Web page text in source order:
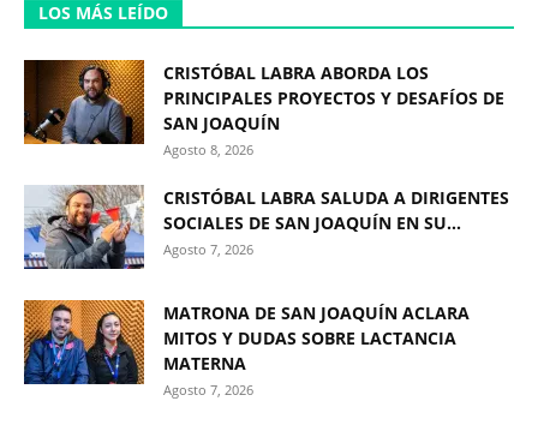
LOS MÁS LEÍDO
CRISTÓBAL LABRA ABORDA LOS
PRINCIPALES PROYECTOS Y DESAFÍOS DE
SAN JOAQUÍN
Agosto 8, 2026
CRISTÓBAL LABRA SALUDA A DIRIGENTES
SOCIALES DE SAN JOAQUÍN EN SU...
Agosto 7, 2026
MATRONA DE SAN JOAQUÍN ACLARA
MITOS Y DUDAS SOBRE LACTANCIA
MATERNA
Agosto 7, 2026